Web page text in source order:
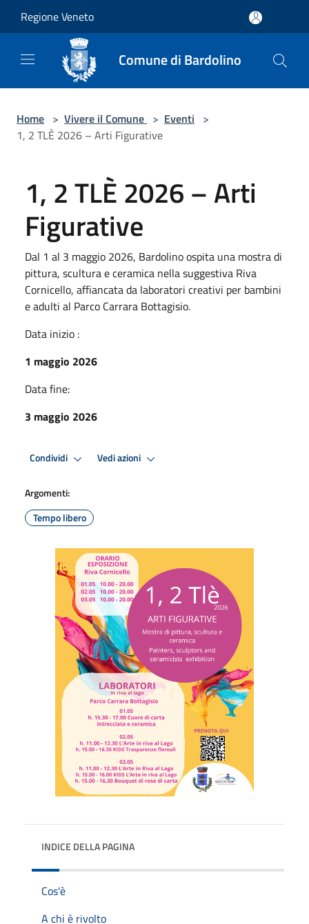
Regione Veneto
Comune di Bardolino
Home > Vivere il Comune > Eventi >
1, 2 TLÈ 2026 – Arti Figurative
1, 2 TLÈ 2026 – Arti
Figurative
Dal 1 al 3 maggio 2026, Bardolino ospita una mostra di
pittura, scultura e ceramica nella suggestiva Riva
Cornicello, affiancata da laboratori creativi per bambini
e adulti al Parco Carrara Bottagisio.
Data inizio :
1 maggio 2026
Data fine:
3 maggio 2026
Condividi Vedi azioni
Argomenti:
Tempo libero
INDICE DELLA PAGINA
Cos'è
A chi è rivolto